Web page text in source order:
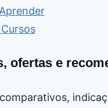
ofertas e